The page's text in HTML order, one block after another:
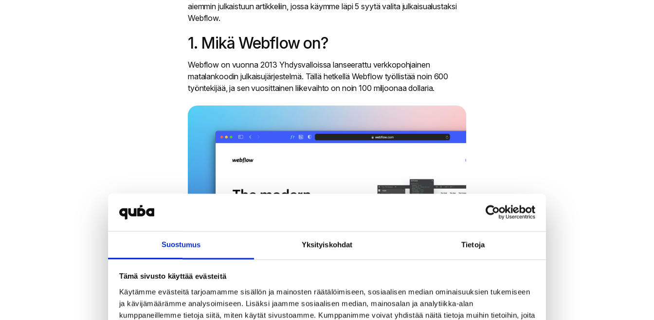
Suostumus Yksityiskohdat Tietoja
Tämä sivusto käyttää evästeitä
Käytämme evästeitä tarjoamamme sisällön ja mainosten räätälöimiseen, sosiaalisen median ominaisuuksien tukemiseen
ja kävijämäärämme analysoimiseen. Lisäksi jaamme sosiaalisen median, mainosalan ja analytiikka-alan
kumppaneillemme tietoja siitä, miten käytät sivustoamme. Kumppanimme voivat yhdistää näitä tietoja muihin tietoihin, joita
aiemmin julkaistuun artikkeliin, jossa käymme läpi5 syytä valita julkaisualustaksi
Webflow.
1. Mikä Webflow on?
Webflow on vuonna 2013 Yhdysvalloissa lanseerattu verkkopohjainen
matalankoodin julkaisujärjestelmä. Tällä hetkellä Webflow työllistää noin 600
työntekijää, ja sen vuosittainen liikevaihto on noin 100 miljoonaa dollaria.